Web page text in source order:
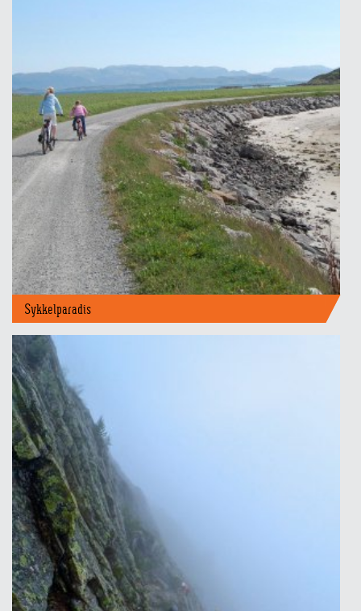
Sykkelparadis